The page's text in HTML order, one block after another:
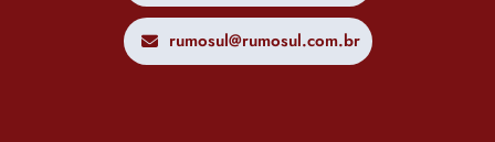
rumosul@rumosul.com.br